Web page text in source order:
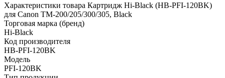
Характеристики товара Картридж Hi-Black (HB-PFI-120BK)
для Canon TM-200/205/300/305, Black
Торговая марка (бренд)
Hi-Black
Код производителя
HB-PFI-120BK
Модель
PFI-120BK